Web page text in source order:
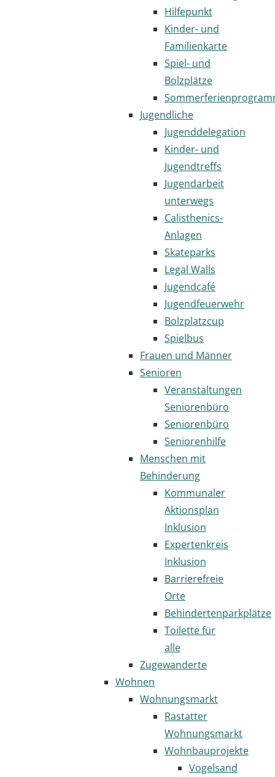
Hilfepunkt
Kinder- und
Familienkarte
Spiel- und
Bolzplätze
Jugendliche
Jugenddelegation
Kinder- und
Jugendtreffs
Jugendarbeit
unterwegs
Calisthenics-
Anlagen
Skateparks
Legal Walls
Jugendcafé
Jugendfeuerwehr
Bolzplatzcup
Spielbus
Frauen und Männer
Senioren
Veranstaltungen
Seniorenbüro
Seniorenbüro
Seniorenhilfe
Menschen mit
Behinderung
Kommunaler
Aktionsplan
Inklusion
Expertenkreis
Inklusion
Barrierefreie
Orte
Behindertenparkplätze
Toilette für
alle
Zugewanderte
Wohnen
Wohnungsmarkt
Rastatter
Wohnungsmarkt
Wohnbauprojekte
Vogelsand